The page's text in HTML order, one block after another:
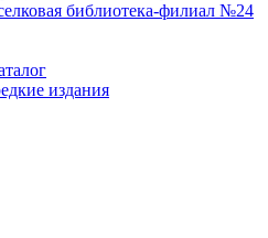
библиотека-филиал №24
издания